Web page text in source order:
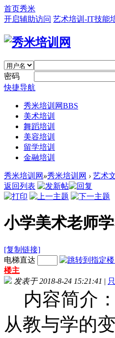
首页秀米
开启辅助访问 艺术培训-IT技能
密码
快捷导航
秀米培训网BBS
美术培训
舞蹈培训
美容培训
留学培训
金融培训
秀米培训网 »秀米培训网 › 艺术
返回列表
小学美术老师
[复制链接]
电梯直达
楼主
发表于 2018-8-24 15:21:41 |
内容简介
从教与学的